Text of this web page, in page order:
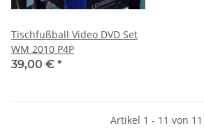
Tischfußball Video DVD Set
WM 2010 P4P
39,00 € *
Artikel 1 - 11 von 11